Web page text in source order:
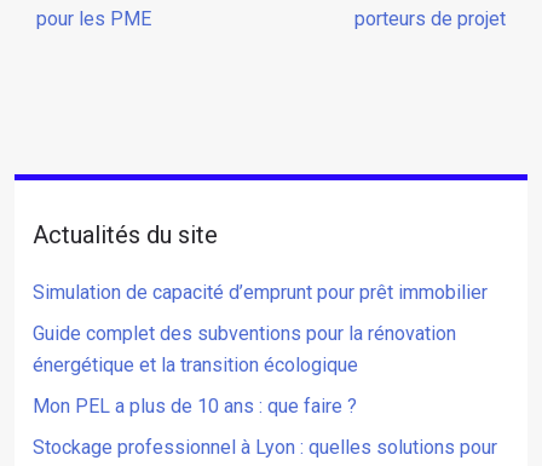
pour les PME
porteurs de projet
Actualités du site
Simulation de capacité d’emprunt pour prêt immobilier
Guide complet des subventions pour la rénovation
énergétique et la transition écologique
Mon PEL a plus de 10 ans : que faire ?
Stockage professionnel à Lyon : quelles solutions pour